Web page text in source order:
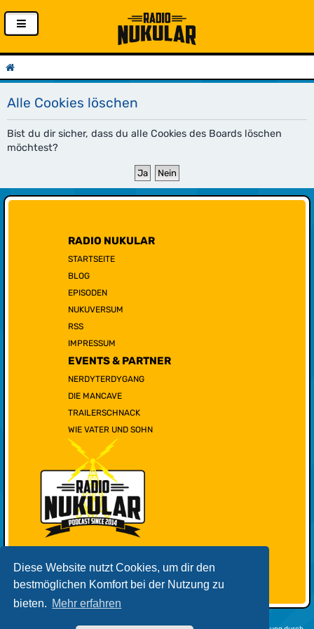
Diese Website nutzt Cookies, um dir den
bestmöglichen Komfort bei der Nutzung zu
bieten. Mehr erfahren
Alle Cookies löschen
Bist du dir sicher, dass du alle Cookies des Boards löschen
möchtest?
RADIO NUKULAR
STARTSEITE
BLOG
EPISODEN
NUKUVERSUM
RSS
IMPRESSUM
EVENTS & PARTNER
NERDYTERDYGANG
DIE MANCAVE
TRAILERSCHNACK
WIE VATER UND SOHN